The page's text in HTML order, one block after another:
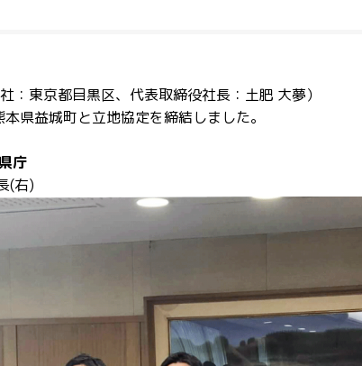
：東京都目黒区、代表取締役社長：土肥 大夢）
県益城町と立地協定を締結しました。
庁
(右)